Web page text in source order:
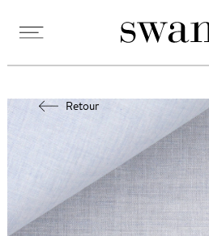
Retour